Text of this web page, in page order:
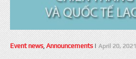
Event news,Announcements| April 20, 2021